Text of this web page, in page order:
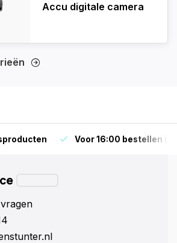
Accu digitale camera
Voor 16:00 bestellen is